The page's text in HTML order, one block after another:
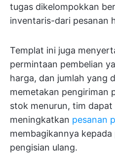
tugas dikelompokkan
inventaris-dari pesanan
Templat ini juga
permintaan pembelian
harga, dan jumlah yang
memetakan pengiriman
stok menurun, tim dapat
meningkatkan pesanan
membagikannya
pengisian ulang.